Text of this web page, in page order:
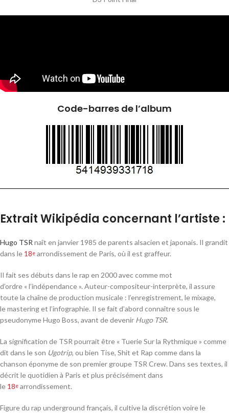
Code-barres de l’album
Extrait Wikipédia concernant l’artiste :
Hugo TSR naît en janvier 1985 de parents alsacien et japonais. Il grandit
dans le 18e arrondissement de Paris, où il est graffeur.
Il fait ses débuts dans le rap en 2000 avec comme mot
d’ordre « l’indépendance ». Auteur-compositeur-interprète, il assure
toute la chaîne de production musicale : l’enregistrement, le mixage,
le mastering et l’infographie. Il se fait d’abord connaître sous le
pseudonyme Hugo Boss, avant de devenir Hugo TSR.
La signification de TSR pourrait être « Tuerie Sur la Rythmique » comme
dit dans le son Ugotrip, ou bien Tise, Shit et Rap comme dans la
chanson éponyme de son premier groupe TSR Crew. Dans ses textes, il
décrit le quotidien à Paris et plus précisément dans
le 18e arrondissement.
Figure du rap underground français, il cultive la discrétion voire le